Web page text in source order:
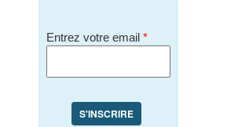
Entrez votre email *
S'INSCRIRE